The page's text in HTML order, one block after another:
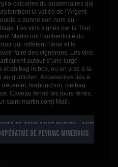
2024
calcaires du quaternaires qui
la vallée de l’Argent
a donné son nom au
Les vins signés par la Tour
Martin ont l’authenticité du
qui reflètent l’âme et le
faire des vignerons. Les vins
autour d’une large
et en bag in box, ou en vrac à la
quotidien. Accessoires liés à
décanter, tirebouchon, ice bag…
Caveau fermé les jours fériés.
saint-martin.com) Mail:
DE TOUR SAINT MARTIN - CAVE
DE PEYRIAC MINERVOIS